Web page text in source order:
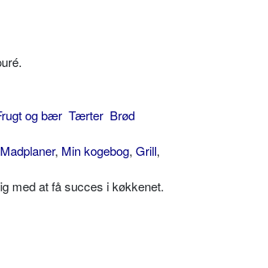
og bær Tærter Brød
Madplaner, Min kogebog, Grill,
med at få succes i køkkenet.